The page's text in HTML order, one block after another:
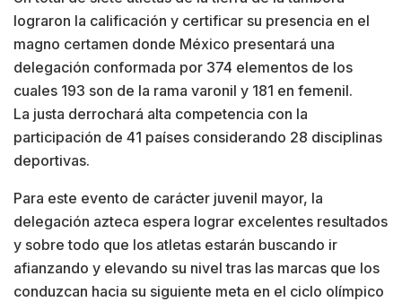
lograron la calificación y certificar su presencia en el
magno certamen donde México presentará una
delegación conformada por 374 elementos de los
cuales 193 son de la rama varonil y 181 en femenil.
La justa derrochará alta competencia con la
participación de 41 países considerando 28 disciplinas
deportivas.
Para este evento de carácter juvenil mayor, la
delegación azteca espera lograr excelentes resultados
y sobre todo que los atletas estarán buscando ir
afianzando y elevando su nivel tras las marcas que los
conduzcan hacia su siguiente meta en el ciclo olímpico